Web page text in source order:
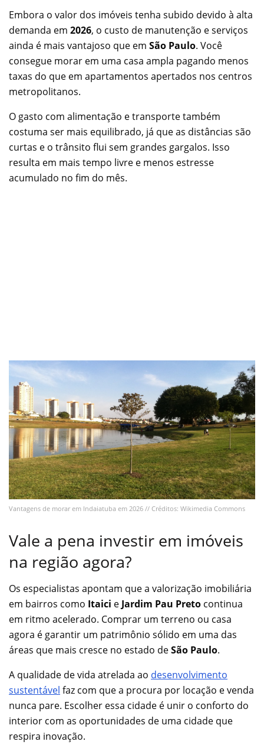
Embora o valor dos imóveis tenha subido devido à alta
demanda em 2026, o custo de manutenção e serviços
ainda é mais vantajoso que em São Paulo. Você
consegue morar em uma casa ampla pagando menos
taxas do que em apartamentos apertados nos centros
metropolitanos.
O gasto com alimentação e transporte também
costuma ser mais equilibrado, já que as distâncias são
curtas e o trânsito flui sem grandes gargalos. Isso
resulta em mais tempo livre e menos estresse
acumulado no fim do mês.
Vantagens de morar em Indaiatuba em 2026 // Créditos: Wikimedia Commons
Vale a pena investir em imóveis
na região agora?
Os especialistas apontam que a valorização imobiliária
em bairros como Itaici e Jardim Pau Preto continua
em ritmo acelerado. Comprar um terreno ou casa
agora é garantir um patrimônio sólido em uma das
áreas que mais cresce no estado deSão Paulo.
A qualidade de vida atrelada ao desenvolvimento
sustentável faz com que a procura por locação e venda
nunca pare. Escolher essa cidade é unir o conforto do
interior com as oportunidades de uma cidade que
respira inovação.